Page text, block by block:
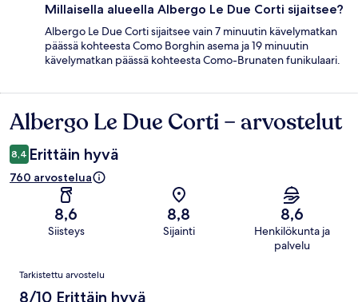
Millaisella alueella Albergo Le Due Corti sijaitsee?
Albergo Le Due Corti sijaitsee vain 7 minuutin kävelymatkan
päässä kohteesta Como Borghin asema ja 19 minuutin
kävelymatkan päässä kohteesta Como-Brunaten funikulaari.
Arvostelut
Albergo Le Due Corti – arvostelut
8,4 Erittäin hyvä
760 arvostelua
8,6
Siisteys
8,8
Sijainti
8,6
Henkilökunta ja
palvelu
Arvostelut
Tarkistettu arvostelu
8/10 Erittäin hyvä